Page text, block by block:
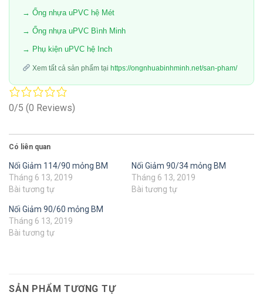
→ Ống nhựa uPVC hệ Mét
→ Ống nhựa uPVC Bình Minh
→ Phụ kiện uPVC hệ Inch
Xem tất cả sản phẩm tại https://ongnhuabinhminh.net/san-pham/
0/5 (0 Reviews)
Có liên quan
Nối Giảm 114/90 mỏng BM
Tháng 6 13, 2019
Bài tương tự
Nối Giảm 90/34 mỏng BM
Tháng 6 13, 2019
Bài tương tự
Nối Giảm 90/60 mỏng BM
Tháng 6 13, 2019
Bài tương tự
SẢN PHẨM TƯƠNG TỰ